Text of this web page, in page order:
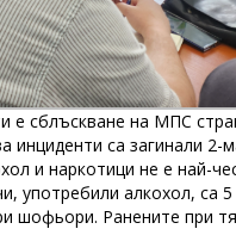
е сблъскване на МПС
инциденти са загинали
и наркотици не е най-
употребили алкохол,
шофьори. Ранените при